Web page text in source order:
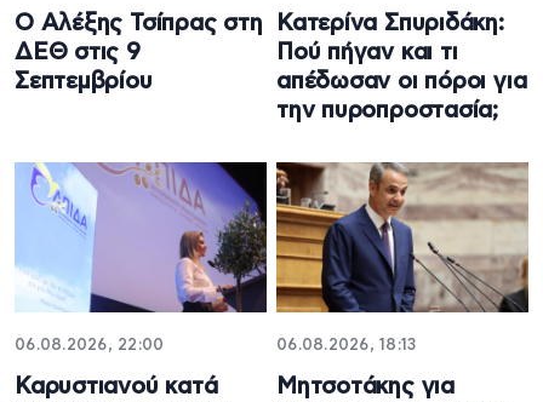
Ο Αλέξης Τσίπρας στη
ΔΕΘ στις 9
Σεπτεμβρίου
Κατερίνα Σπυριδάκη:
Πού πήγαν και τι
απέδωσαν οι πόροι για
την πυροπροστασία;
06.08.2026, 22:00
Καρυστιανού κατά
06.08.2026, 18:13
Μητσοτάκης για